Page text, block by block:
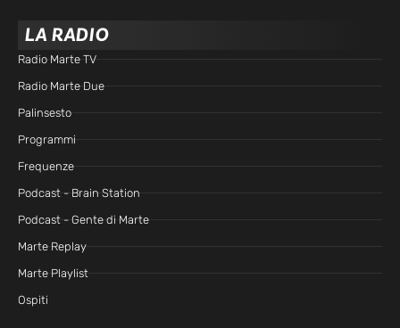
LA RADIO
Radio Marte TV
Radio Marte Due
Palinsesto
Programmi
Frequenze
Podcast - Brain Station
Podcast - Gente di Marte
Marte Replay
Marte Playlist
Ospiti